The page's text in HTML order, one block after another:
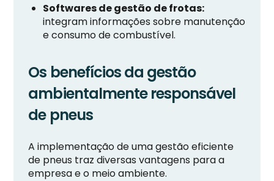
Softwares de gestão de frotas:
integram informações sobre manutenção
e consumo de combustível.
Os benefícios da gestão
ambientalmente responsável
de pneus
A implementação de uma gestão eficiente
de pneus traz diversas vantagens para a
empresa e o meio ambiente.